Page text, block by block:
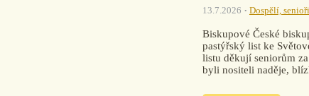
13.7.2026 Dospělí, senioři
Biskupové České
pastýřský list ke
listu děkují seniorům
byli nositeli naděje,